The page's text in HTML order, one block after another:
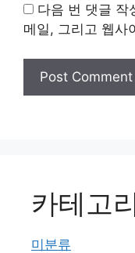
다음 번 댓글 작
메일, 그리고 웹사
카테고
미분류